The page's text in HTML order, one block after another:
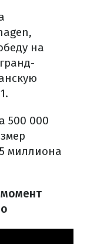
на
500 000
миллиона